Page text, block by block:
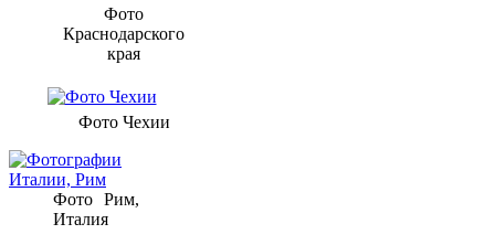
Фото
Краснодарского
края
Фото Чехии
Фото Рим,
Италия